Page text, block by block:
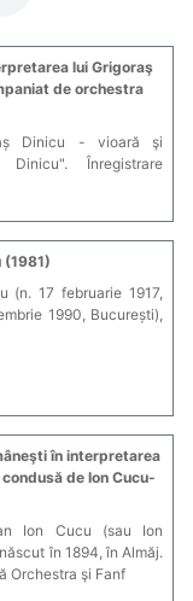
lui Grigoraş
de orchestra
Dinicu - vioară şi
Dinicu". Înregistrare
(1981)
(n. 17 februarie 1917,
1990, București),
în interpretarea
de Ion Cucu-
Ion Cucu (sau Ion
în 1894, în Almăj.
Orchestra şi Fanf